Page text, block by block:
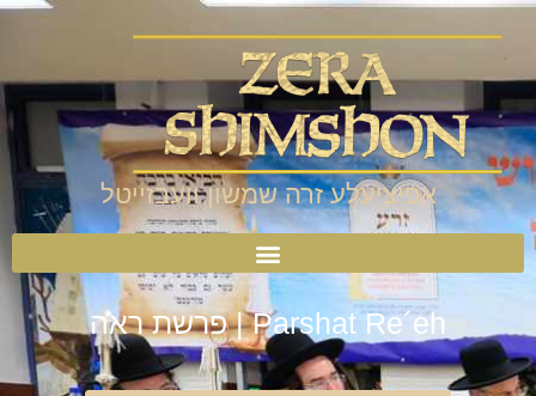
אפיציעלע זרה שמשון וועבזייטל
Parshat Re´eh | פרשת ראה